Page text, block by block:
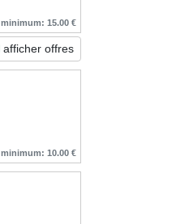
minimum: 15.00 €
afficher offres
minimum: 10.00 €